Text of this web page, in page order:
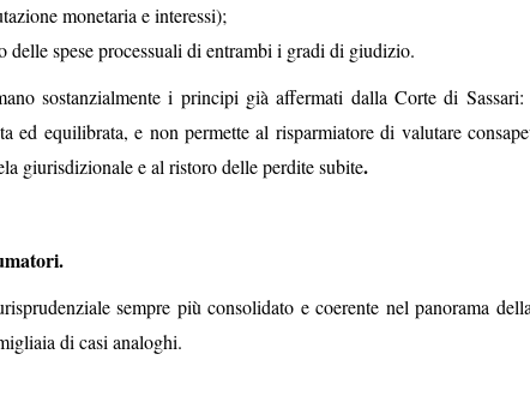
monetaria e interessi);
delle spese processuali di entrambi i gradi di giudizio.
sostanzialmente i principi già affermati dalla Corte di
ed equilibrata, e non permette al risparmiatore di valutare
giurisdizionale e al ristoro delle perdite subite.
sempre più consolidato e coerente nel panorama
di casi analoghi.